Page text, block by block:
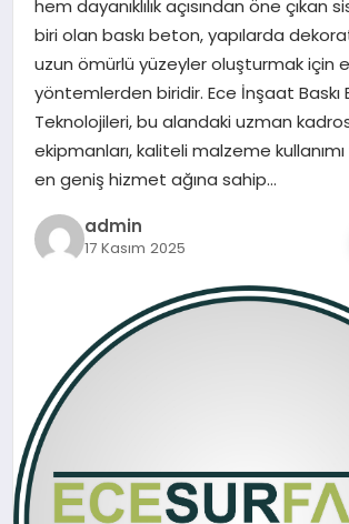
SAĞLIK
SIYASET
SPOR
TEKNOLOJI
YAŞAM
hem dayanıklılık açısından öne çıkan
biri olan baskı beton, yapılarda
uzun ömürlü yüzeyler oluşturmak için
yöntemlerden biridir. Ece İnşaat Baskı
Teknolojileri, bu alandaki uzman
ekipmanları, kaliteli malzeme kullanımı
en geniş hizmet ağına sahip…
admin
17 Kasım 2025